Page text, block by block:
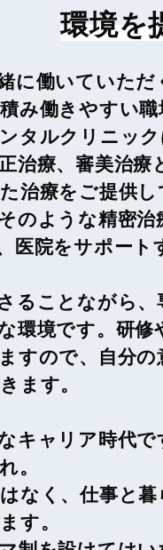
環境を
に働いていただ
み働きやすい職
タルクリニッ
治療、審美治療
治療をご提供し
のような精密
医院をサポー
ることながら
環境です。研
すので、自分
ます。
キャリア時代
。
なく、仕事と
す。